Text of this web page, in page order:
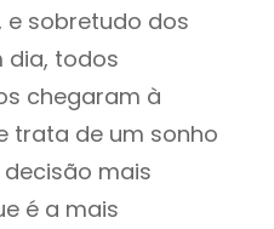
e sobretudo dos
dia, todos
chegaram à
trata de um sonho
mais
é a mais